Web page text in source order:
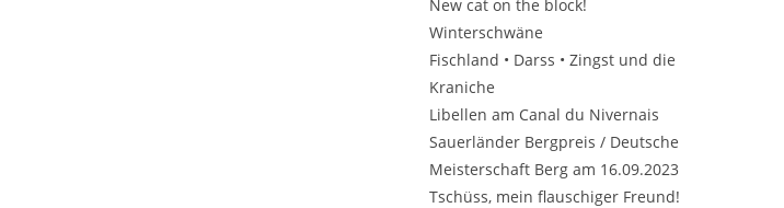
New cat on the block!
Winterschwäne
Fischland • Darss • Zingst und die
Kraniche
Libellen am Canal du Nivernais
Sauerländer Bergpreis / Deutsche
Meisterschaft Berg am 16.09.2023
Tschüss, mein flauschiger Freund!